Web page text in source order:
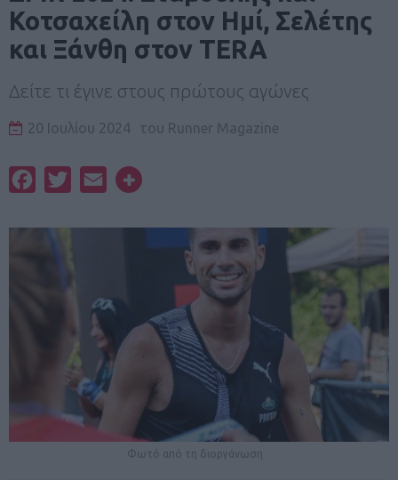
Κοτσαχείλη στον Ημί, Σελέτης
και Ξάνθη στον TERA
Δείτε τι έγινε στους πρώτους αγώνες
20 Ιουλίου 2024 του Runner Magazine
FacebookTwitterEmail
Φωτό από τη διοργάνωση